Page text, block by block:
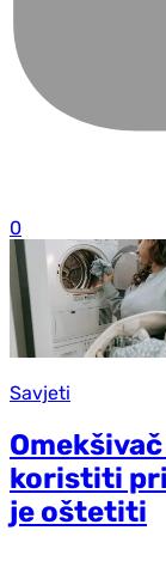
0
Savjeti
koristiti pri
je oštetiti